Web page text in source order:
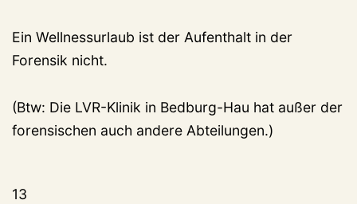
Ein Wellnessurlaub ist der Aufenthalt in der
Forensik nicht.
(Btw: Die LVR-Klinik in Bedburg-Hau hat außer der
forensischen auch andere Abteilungen.)
13